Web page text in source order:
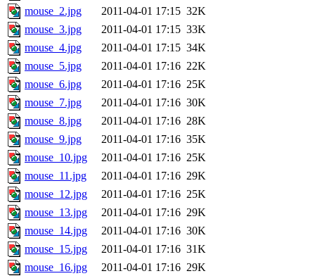
mouse_2.jpg
2011-04-01 17:15 32K
mouse_3.jpg
2011-04-01 17:15 33K
mouse_4.jpg
2011-04-01 17:15 34K
mouse_5.jpg
2011-04-01 17:16 22K
mouse_6.jpg
2011-04-01 17:16 25K
mouse_7.jpg
2011-04-01 17:16 30K
mouse_8.jpg
2011-04-01 17:16 28K
mouse_9.jpg
2011-04-01 17:16 35K
mouse_10.jpg
2011-04-01 17:16 25K
mouse_11.jpg
2011-04-01 17:16 29K
mouse_12.jpg
2011-04-01 17:16 25K
mouse_13.jpg
2011-04-01 17:16 29K
mouse_14.jpg
2011-04-01 17:16 30K
mouse_15.jpg
2011-04-01 17:16 31K
mouse_16.jpg
2011-04-01 17:16 29K